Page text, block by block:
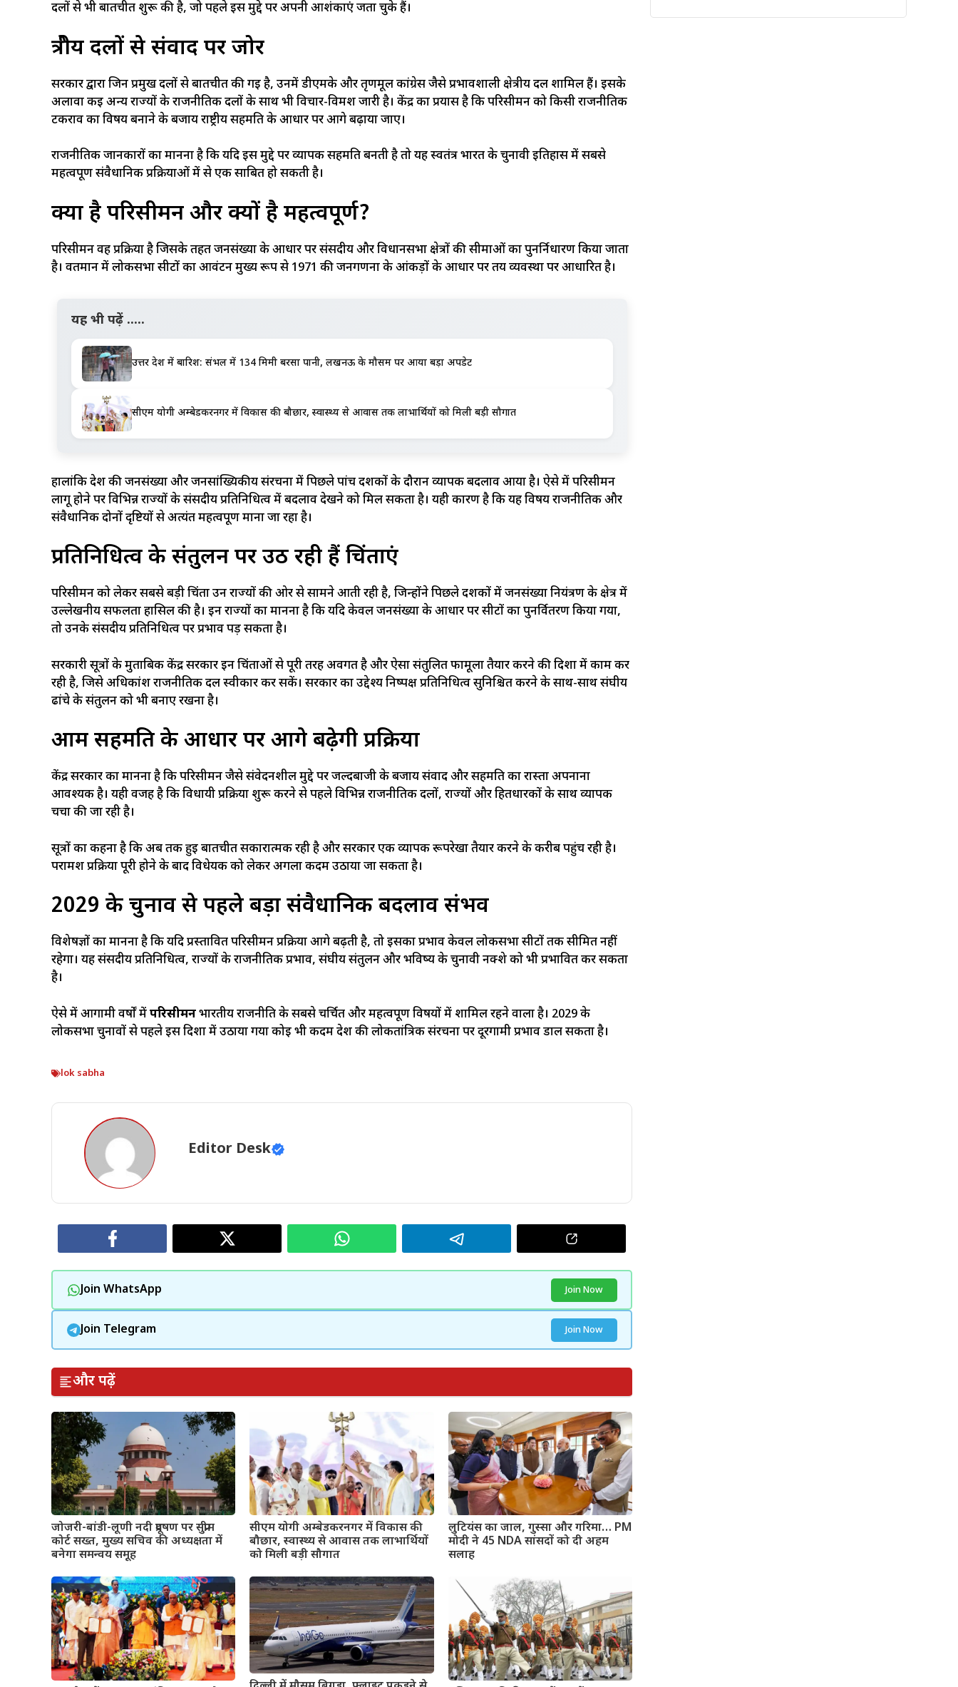
दलों से भी बातचीत शुरू की है, जो पहले इस मुद्दे पर अपनी आशंकाएं जता चुके हैं।
क्षेत्रीय दलों से संवाद पर जोर
सरकार द्वारा जिन प्रमुख दलों से बातचीत की गई है, उनमें डीएमके और तृणमूल कांग्रेस जैसे प्रभावशाली क्षेत्रीय दल शामिल हैं। इसके
अलावा कई अन्य राज्यों के राजनीतिक दलों के साथ भी विचार-विमर्श जारी है। केंद्र का प्रयास है कि परिसीमन को किसी राजनीतिक
टकराव का विषय बनाने के बजाय राष्ट्रीय सहमति के आधार पर आगे बढ़ाया जाए।
राजनीतिक जानकारों का मानना है कि यदि इस मुद्दे पर व्यापक सहमति बनती है तो यह स्वतंत्र भारत के चुनावी इतिहास में सबसे
महत्वपूर्ण संवैधानिक प्रक्रियाओं में से एक साबित हो सकती है।
क्या है परिसीमन और क्यों है महत्वपूर्ण?
परिसीमन वह प्रक्रिया है जिसके तहत जनसंख्या के आधार पर संसदीय और विधानसभा क्षेत्रों की सीमाओं का पुनर्निर्धारण किया जाता
है। वर्तमान में लोकसभा सीटों का आवंटन मुख्य रूप से 1971 की जनगणना के आंकड़ों के आधार पर तय व्यवस्था पर आधारित है।
यह भी पढ़ें .....
उत्तर प्रदेश में बारिश: संभल में 134 मिमी बरसा पानी, लखनऊ के मौसम पर आया बड़ा अपडेट
सीएम योगी अम्बेडकरनगर में विकास की बौछार, स्वास्थ्य से आवास तक लाभार्थियों को मिली बड़ी सौगात
हालांकि देश की जनसंख्या और जनसांख्यिकीय संरचना में पिछले पांच दशकों के दौरान व्यापक बदलाव आया है। ऐसे में परिसीमन
लागू होने पर विभिन्न राज्यों के संसदीय प्रतिनिधित्व में बदलाव देखने को मिल सकता है। यही कारण है कि यह विषय राजनीतिक और
संवैधानिक दोनों दृष्टियों से अत्यंत महत्वपूर्ण माना जा रहा है।
प्रतिनिधित्व के संतुलन पर उठ रही हैं चिंताएं
परिसीमन को लेकर सबसे बड़ी चिंता उन राज्यों की ओर से सामने आती रही है, जिन्होंने पिछले दशकों में जनसंख्या नियंत्रण के क्षेत्र में
उल्लेखनीय सफलता हासिल की है। इन राज्यों का मानना है कि यदि केवल जनसंख्या के आधार पर सीटों का पुनर्वितरण किया गया,
तो उनके संसदीय प्रतिनिधित्व पर प्रभाव पड़ सकता है।
सरकारी सूत्रों के मुताबिक केंद्र सरकार इन चिंताओं से पूरी तरह अवगत है और ऐसा संतुलित फार्मूला तैयार करने की दिशा में काम कर
रही है, जिसे अधिकांश राजनीतिक दल स्वीकार कर सकें। सरकार का उद्देश्य निष्पक्ष प्रतिनिधित्व सुनिश्चित करने के साथ-साथ संघीय
ढांचे के संतुलन को भी बनाए रखना है।
आम सहमति के आधार पर आगे बढ़ेगी प्रक्रिया
केंद्र सरकार का मानना है कि परिसीमन जैसे संवेदनशील मुद्दे पर जल्दबाजी के बजाय संवाद और सहमति का रास्ता अपनाना
आवश्यक है। यही वजह है कि विधायी प्रक्रिया शुरू करने से पहले विभिन्न राजनीतिक दलों, राज्यों और हितधारकों के साथ व्यापक
चर्चा की जा रही है।
सूत्रों का कहना है कि अब तक हुई बातचीत सकारात्मक रही है और सरकार एक व्यापक रूपरेखा तैयार करने के करीब पहुंच रही है।
परामर्श प्रक्रिया पूरी होने के बाद विधेयक को लेकर अगला कदम उठाया जा सकता है।
2029 के चुनाव से पहले बड़ा संवैधानिक बदलाव संभव
विशेषज्ञों का मानना है कि यदि प्रस्तावित परिसीमन प्रक्रिया आगे बढ़ती है, तो इसका प्रभाव केवल लोकसभा सीटों तक सीमित नहीं
रहेगा। यह संसदीय प्रतिनिधित्व, राज्यों के राजनीतिक प्रभाव, संघीय संतुलन और भविष्य के चुनावी नक्शे को भी प्रभावित कर सकता
है।
ऐसे में आगामी वर्षों मेंपरिसीमनभारतीय राजनीति के सबसे चर्चित और महत्वपूर्ण विषयों में शामिल रहने वाला है। 2029 के
लोकसभा चुनावों से पहले इस दिशा में उठाया गया कोई भी कदम देश की लोकतांत्रिक संरचना पर दूरगामी प्रभाव डाल सकता है।
lok sabha
Editor Desk
Join WhatsApp Join Now
Join Telegram Join Now
और पढ़ें
जोजरी-बांडी-लूणी नदी प्रदूषण पर सुप्रीम
कोर्ट सख्त, मुख्य सचिव की अध्यक्षता में
बनेगा समन्वय समूह
सीएम योगी अम्बेडकरनगर में विकास की
बौछार, स्वास्थ्य से आवास तक लाभार्थियों
को मिली बड़ी सौगात
लुटियंस का जाल, गुस्सा और गरिमा… PM
मोदी ने 45 NDA सांसदों को दी अहम
सलाह